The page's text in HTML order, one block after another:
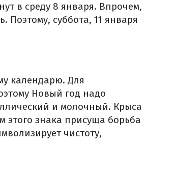
в среду 8 января. Впрочем,
Поэтому, суббота, 11 января
календарю. Для
Новый год надо
и молочный. Крыса
этого знака присуща борьба
чистоту,